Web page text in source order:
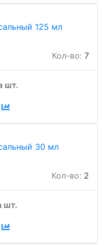
125 мл
Кол-во: 7
шт.
30 мл
Кол-во: 2
шт.